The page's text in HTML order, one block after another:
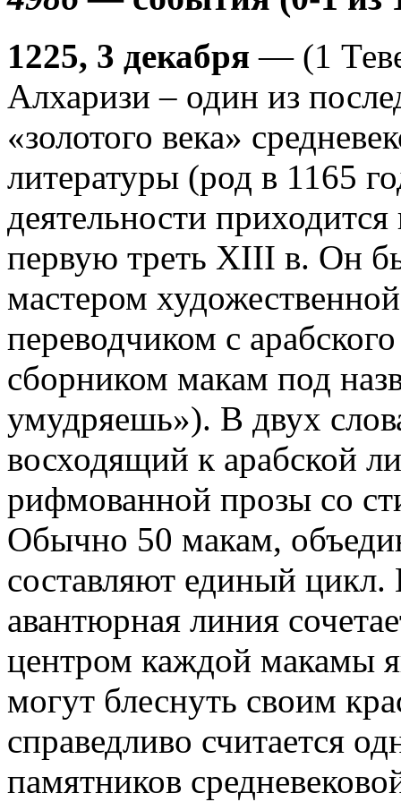
1225, 3 декабря — (1
Алхаризи – один из
«золотого века»
литературы (род в 1165
деятельности
первую треть XIII в. Он
мастером
переводчиком с
сборником макам под
умудряешь»). В двух
восходящий к арабской
рифмованной прозы со
Обычно 50 макам,
составляют единый цикл.
авантюрная линия
центром каждой макамы
могут блеснуть своим
справедливо считается
памятников